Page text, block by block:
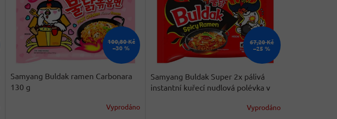
100,80 Kč
–30 %
Samyang Buldak ramen Carbonara
130 g
Vyprodáno
67,20 Kč
–25 %
Samyang Buldak Super 2x pálivá
instantní kuřecí nudlová polévka v
Vyprodáno